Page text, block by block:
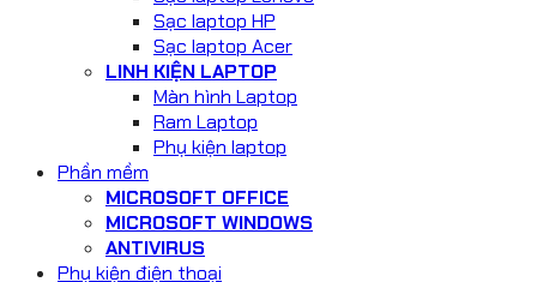
Sạc laptop HP
Sạc laptop Acer
LINH KIỆN LAPTOP
Màn hình Laptop
Ram Laptop
Phụ kiện laptop
Phần mềm
MICROSOFT OFFICE
MICROSOFT WINDOWS
ANTIVIRUS
Phụ kiện điện thoại